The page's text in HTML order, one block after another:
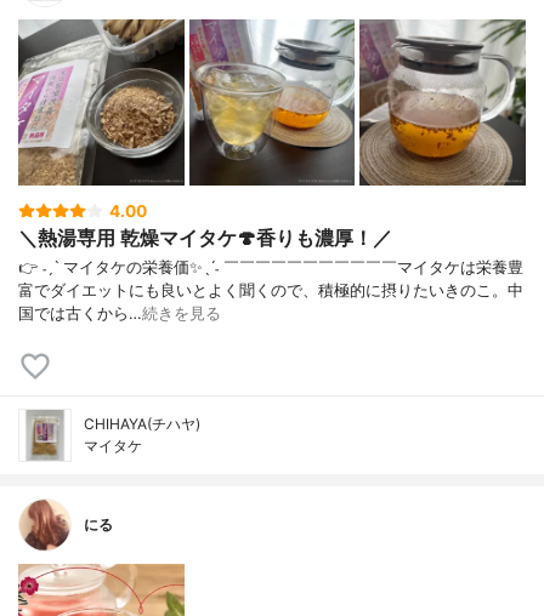
4.00
＼熱湯専用 乾燥マイタケ🍄香りも濃厚！／
👉 ˗ˏˋ マイタケの栄養価✨ˎˊ˗ ￣￣￣￣￣￣￣￣￣￣￣⁡マイタケは栄養豊
富でダイエットにも良いとよく聞くので、積極的に摂りたいきのこ。中
国では古くから…続きを見る
CHIHAYA(チハヤ)
マイタケ
にる